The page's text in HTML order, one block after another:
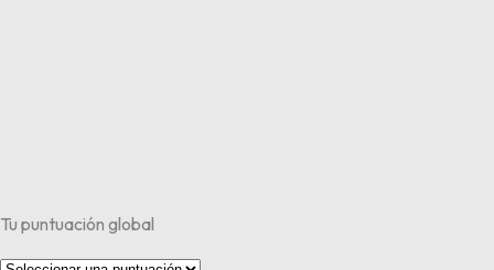
Tu puntuación global